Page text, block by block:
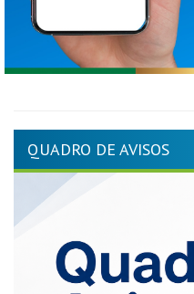
QUADRO DE AVISOS